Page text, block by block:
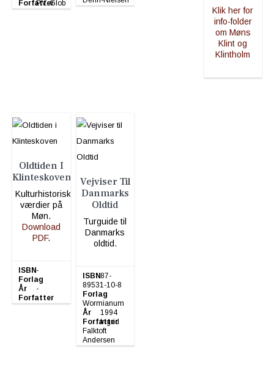
Forfatter
P.V. Glob
Klik her for
info-folder
om Møns
Klint og
Klintholm
Oldtiden I
Klinteskoven
Kulturhistoriske
værdier på
Møn.
Download
PDF.
ISBN-
Forlag
-
År
-
Forfatter
-
Vejviser Til
Danmarks
Oldtid
Turguide til
Danmarks
oldtid.
ISBN87-
89531-10-8
Forlag
Wormianum
År
1994
Forfatter
Ingrid
Falktoft
Andersen